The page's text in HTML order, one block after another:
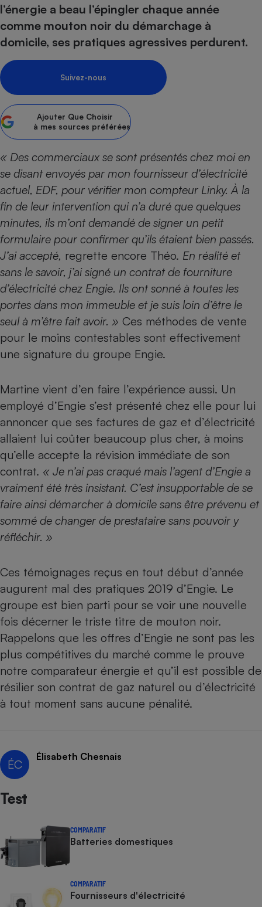
l’énergie a beau l’épingler chaque année
comme mouton noir du démarchage à
domicile, ses pratiques agressives perdurent.
Suivez-nous
Ajouter Que Choisir
à mes sources préférées
« Des commerciaux se sont présentés chez moi en
se disant envoyés par mon fournisseur d’électricité
actuel, EDF, pour vérifier mon compteur Linky. À la
fin de leur intervention qui n’a duré que quelques
minutes, ils m’ont demandé de signer un petit
formulaire pour confirmer qu’ils étaient bien passés.
J’ai accepté, regrette encore Théo. En réalité et
sans le savoir, j’ai signé un contrat de fourniture
d’électricité chez Engie. Ils ont sonné à toutes les
portes dans mon immeuble et je suis loin d’être le
seul à m’être fait avoir. » Ces méthodes de vente
pour le moins contestables sont effectivement
une signature du groupe Engie.
Martine vient d’en faire l’expérience aussi. Un
employé d’Engie s’est présenté chez elle pour lui
annoncer que ses factures de gaz et d’électricité
allaient lui coûter beaucoup plus cher, à moins
qu’elle accepte la révision immédiate de son
contrat. « Je n’ai pas craqué mais l’agent d’Engie a
vraiment été très insistant. C’est insupportable de se
faire ainsi démarcher à domicile sans être prévenu et
sommé de changer de prestataire sans pouvoir y
réfléchir. »
Ces témoignages reçus en tout début d’année
augurent mal des pratiques 2019 d’Engie. Le
groupe est bien parti pour se voir une nouvelle
fois décerner le triste titre de mouton noir.
Rappelons que les offres d’Engie ne sont pas les
plus compétitives du marché comme le prouve
notre comparateur énergie et qu’il est possible de
résilier son contrat de gaz naturel ou d’électricité
à tout moment sans aucune pénalité.
ÉC
Élisabeth Chesnais
Test
COMPARATIF
Batteries domestiques
COMPARATIF
Fournisseurs d'électricité
Sécurité - Hygiène
Supermarché - Drive
Complément
alimentaire
bouteille
Assurance
Banque - Crédit
Epargne - Fiscalité
Assurance emprunteur
Banque
Circulation routière
Contrôle technique -
Pièce détachée
Moto
Comparateur auto
Supermarché - Drive
Comparatif
Comparatif plaque à
Comparatif aspirateur
Comparatif cafetière
Comparatif robot cuiseur
Comparatif centrale
Gros électroménager
Petit électroménager -
Lave-linge
Climatiseur -
Ventilateur
Comparatif casque audio
Comparatif barre de son
Comparatif tablette
Image et son
Informatique
Internet
Téléphonie
Téléviseur
Antivirus
Crédit immobilier
Comparatif tondeuse
Comparatif poêle à
Bricolage - Jardinage
Chauffage
Produit d'entretien
Sécurité domestique
Radiateur électrique
Climatiseur -
Ventilateur
Système de santé -
Mutuelle
Antimoustique
Maison de retraite
Retraite
Choisir son fioul
Choisir son pellet
Comparateur assurance emprunteur
Energie Moins Chère Ensemble
Tous les comparateurs
Toutes les cartes interactives
Speedtest - Testez le débit de votre
connexion Internet